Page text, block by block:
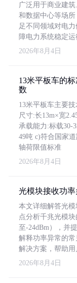
广泛用于商业建
和数据中心等场
足不同领域对电
障电力系统稳定运
2026年8月4日
13米平板车的
数
13米平板车主要
尺寸:长13m×宽
承载能力:标载30-
49吨 c)符合国家
轴荷限值标准
2026年8月4日
光模块接收功
本文详细解答光
点分析千兆光模
至-24dBm），并
解释功率异常的
解决方案，帮助用
2026年8月4日